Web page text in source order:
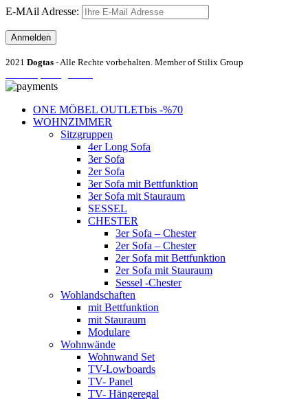
E-MAil Adresse:
2021 Dogtas - Alle Rechte vorbehalten. Member of Stilix Group
ONE MÖBEL OUTLETbis -%70
WOHNZIMMER
Sitzgruppen
4er Long Sofa
3er Sofa
2er Sofa
3er Sofa mit Bettfunktion
3er Sofa mit Stauraum
SESSEL
CHESTER
3er Sofa – Chester
2er Sofa – Chester
2er Sofa mit Bettfunktion
2er Sofa mit Stauraum
Sessel -Chester
Wohlandschaften
mit Bettfunktion
mit Stauraum
Modulare
Wohnwände
Wohnwand Set
TV-Lowboards
TV- Panel
TV- Hängeregal